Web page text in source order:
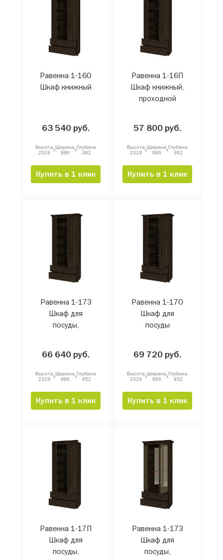
Равенна 1-16О
Шкаф книжный
63 540 руб.
Высота
2319
xШирина
986
xГлубина
362
Купить в 1 клик
Равенна 1-16П
Шкаф книжный,
проходной
57 800 руб.
Высота
2319
xШирина
986
xГлубина
362
Купить в 1 клик
Равенна 1-17З
Шкаф для
посуды,
66 640 руб.
Высота
2319
xШирина
986
xГлубина
452
Купить в 1 клик
Равенна 1-17О
Шкаф для
посуды
69 720 руб.
Высота
2319
xШирина
986
xГлубина
452
Купить в 1 клик
Равенна 1-17П
Шкаф для
посуды,
Равенна 1-17З
Шкаф для
посуды,